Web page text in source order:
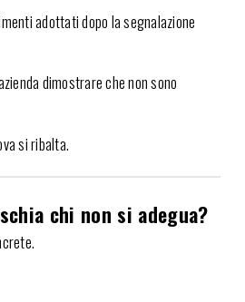
adottati dopo la segnalazione
dimostrare che non sono
si ribalta.
chi non si adegua?